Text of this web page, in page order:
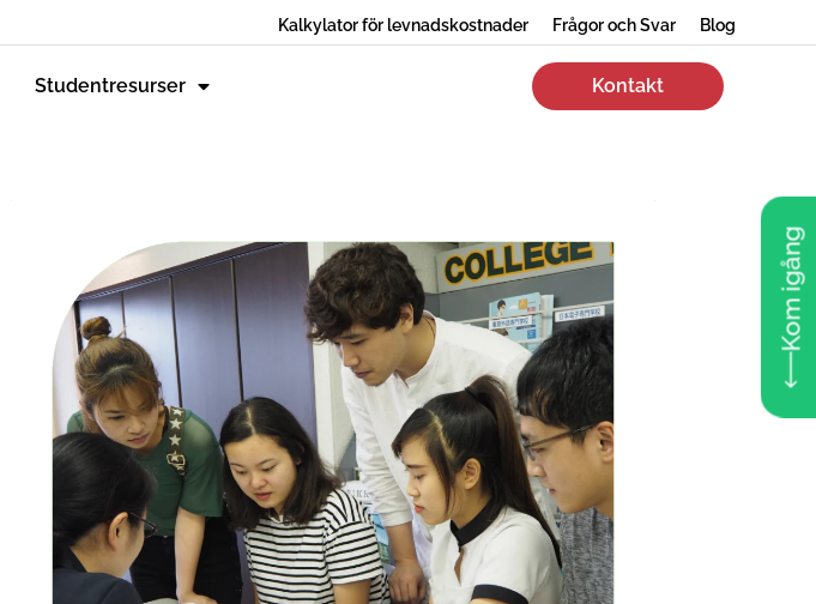
Kalkylator för levnadskostnader Frågor och Svar Blog
Studentresurser Kontakt
Kom igång